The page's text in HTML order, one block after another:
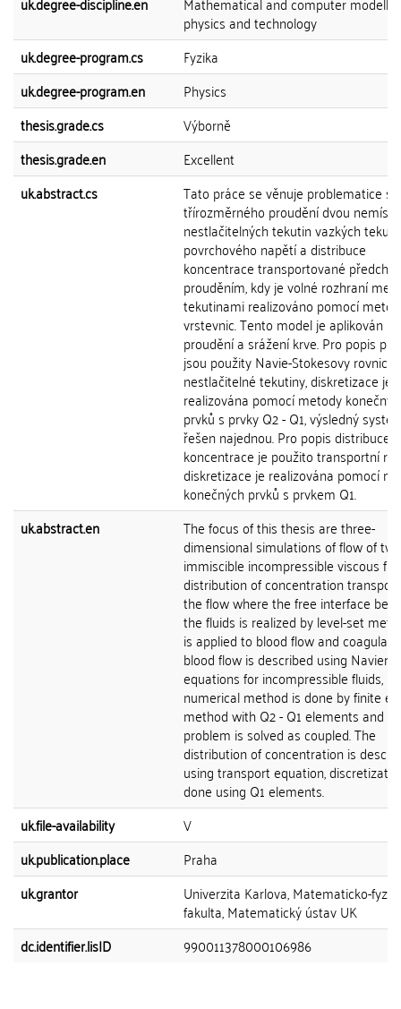
physics and technology
uk.degree-program.cs
Fyzika
uk.degree-program.en
Physics
thesis.grade.cs
Výborně
thesis.grade.en
Excellent
uk.abstract.cs
Tato práce se věnuje problematice
třírozměrného proudění dvou
nestlačitelných tekutin vazkých
povrchového napětí a distribuce
koncentrace transportované
prouděním, kdy je volné rozhraní mezi
tekutinami realizováno pomocí
vrstevnic. Tento model je aplikován
proudění a srážení krve. Pro popis
jsou použity Navie-Stokesovy rovnice
nestlačitelné tekutiny, diskretizace je
realizována pomocí metody
prvků s prvky Q2 - Q1, výsledný
řešen najednou. Pro popis distribuce
koncentrace je použito transportní
diskretizace je realizována pomocí
konečných prvků s prvkem Q1.
uk.abstract.en
The focus of this thesis are three-
dimensional simulations of flow of two
immiscible incompressible viscous
distribution of concentration
the flow where the free interface
the fluids is realized by level-set
is applied to blood flow and
blood flow is described using Navier-
equations for incompressible fluids,
numerical method is done by finite
method with Q2 - Q1 elements and
problem is solved as coupled. The
distribution of concentration is
using transport equation,
done using Q1 elements.
uk.file-availability
V
uk.publication.place
Praha
uk.grantor
Univerzita Karlova, Matematicko-
fakulta, Matematický ústav UK
dc.identifier.lisID
990011378000106986